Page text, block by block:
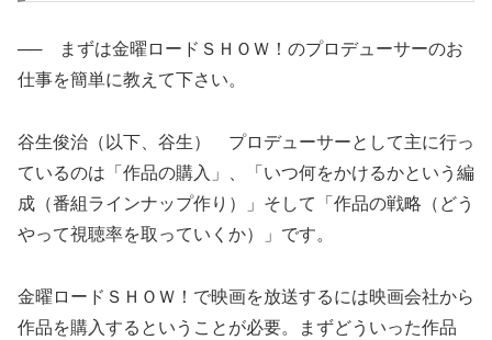
── まずは金曜ロードＳＨＯＷ！のプロデューサーのお
仕事を簡単に教えて下さい。
谷生俊治（以下、谷生） プロデューサーとして主に行っ
ているのは「作品の購入」、「いつ何をかけるかという編
成（番組ラインナップ作り）」そして「作品の戦略（どう
やって視聴率を取っていくか）」です。
金曜ロードＳＨＯＷ！で映画を放送するには映画会社から
作品を購入するということが必要。まずどういった作品